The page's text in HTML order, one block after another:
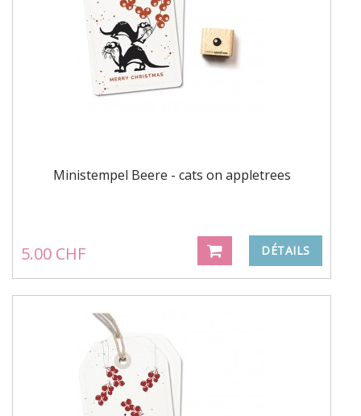
Ministempel Beere - cats on appletrees
5.00 CHF DÉTAILS